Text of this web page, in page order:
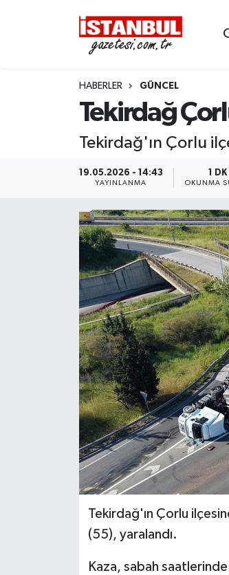
HABERLER GÜNCEL
Tekirdağ
Tekirdağ'ın Çorlu
19.05.2026 - 14:43
YAYINLANMA
1 DK
OKUNMA
Tekirdağ'ın Çorlu
(55), yaralandı.
Kaza, sabah
EKONOMİ
İSTANBUL
MAGAZİN
KÜLTÜR SANAT
SAĞLIK
BİLİM VE TEKNOLOJİ
OTOMOBİL
KURUMSAL
Nöbetçi Eczaneler
Hava Durumu
Trafik Durumu
Son Dakika Haberleri
Haber Arşivi